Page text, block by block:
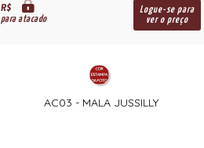
R$
para atacado
Logue-se para
ver o preço
AC03 - MALA JUSSILLY